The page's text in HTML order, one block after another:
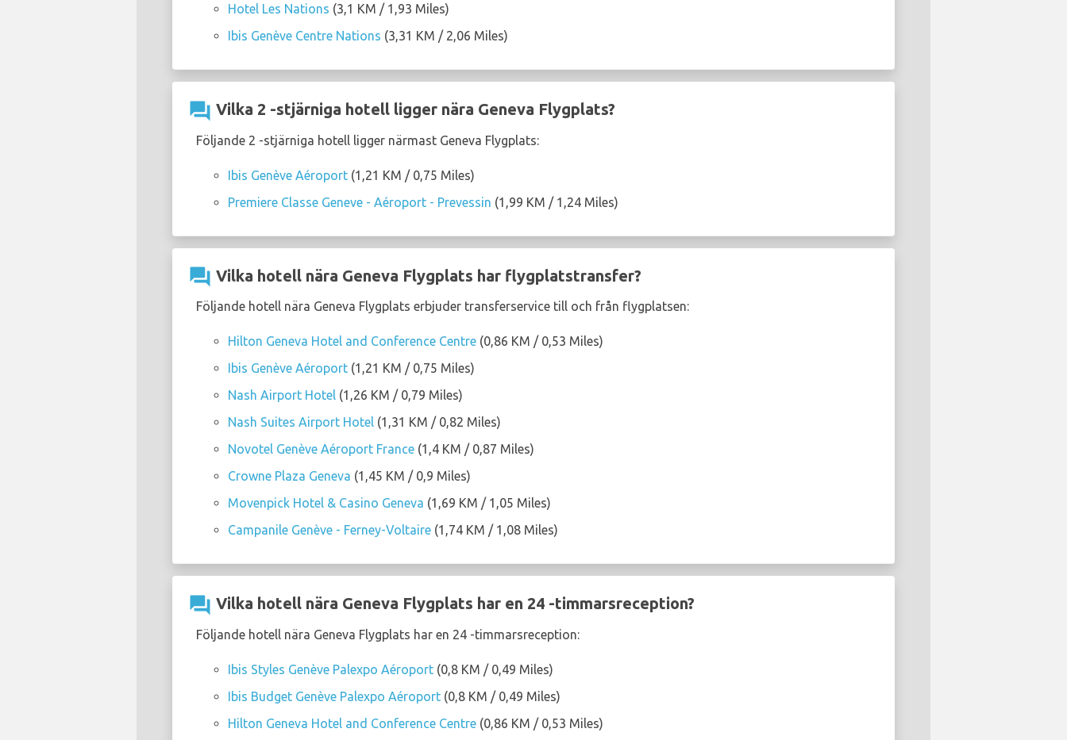
Hotel Les Nations (3,1 KM / 1,93 Miles)
Ibis Genève Centre Nations (3,31 KM / 2,06 Miles)
question_answer Vilka 2 -stjärniga hotell ligger nära Geneva Flygplats?
Följande 2 -stjärniga hotell ligger närmast Geneva Flygplats:
Ibis Genève Aéroport (1,21 KM / 0,75 Miles)
Premiere Classe Geneve - Aéroport - Prevessin (1,99 KM / 1,24 Miles)
question_answer Vilka hotell nära Geneva Flygplats har flygplatstransfer?
Följande hotell nära Geneva Flygplats erbjuder transferservice till och från flygplatsen:
Hilton Geneva Hotel and Conference Centre (0,86 KM / 0,53 Miles)
Ibis Genève Aéroport (1,21 KM / 0,75 Miles)
Nash Airport Hotel (1,26 KM / 0,79 Miles)
Nash Suites Airport Hotel (1,31 KM / 0,82 Miles)
Novotel Genève Aéroport France (1,4 KM / 0,87 Miles)
Crowne Plaza Geneva (1,45 KM / 0,9 Miles)
Movenpick Hotel & Casino Geneva (1,69 KM / 1,05 Miles)
Campanile Genève - Ferney-Voltaire (1,74 KM / 1,08 Miles)
question_answer Vilka hotell nära Geneva Flygplats har en 24 -timmarsreception?
Följande hotell nära Geneva Flygplats har en 24 -timmarsreception:
Ibis Styles Genève Palexpo Aéroport (0,8 KM / 0,49 Miles)
Ibis Budget Genève Palexpo Aéroport (0,8 KM / 0,49 Miles)
Hilton Geneva Hotel and Conference Centre (0,86 KM / 0,53 Miles)